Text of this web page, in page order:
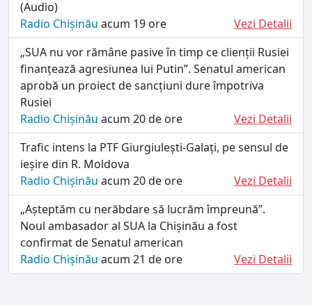
(Audio)
Radio Chișinău acum 19 ore
Vezi Detalii
„SUA nu vor rămâne pasive în timp ce clienții Rusiei
finanțează agresiunea lui Putin”. Senatul american
aprobă un proiect de sancțiuni dure împotriva
Rusiei
Radio Chișinău acum 20 de ore
Vezi Detalii
Trafic intens la PTF Giurgiulești-Galați, pe sensul de
ieșire din R. Moldova
Radio Chișinău acum 20 de ore
Vezi Detalii
„Așteptăm cu nerăbdare să lucrăm împreună”.
Noul ambasador al SUA la Chișinău a fost
confirmat de Senatul american
Radio Chișinău acum 21 de ore Vezi Detalii